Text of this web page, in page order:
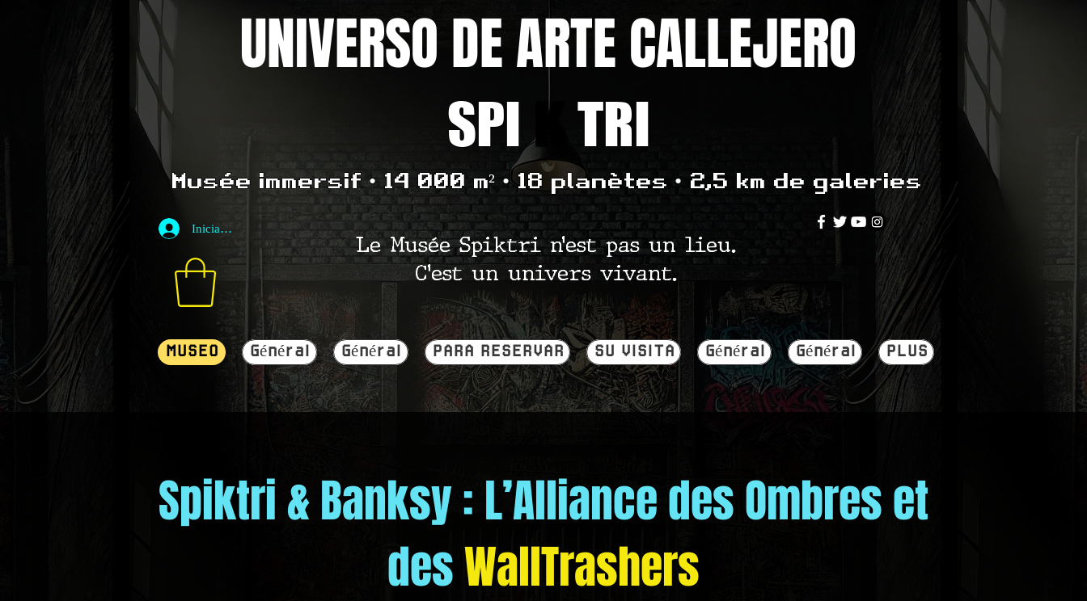
UNIVERSO DE ARTE CALLEJERO
SPI K TRI
Musée immersif • 14 000 m² • 18 planètes • 2,5 km de galeries
Iniciar sesión
Le Musée Spiktri n’est pas un lieu.
C’est un univers vivant.
MUSEO Général Général PARA RESERVAR SU VISITA Général Général PLUS
Spiktri & Banksy : L’Alliance des Ombres et
desWallTrashers